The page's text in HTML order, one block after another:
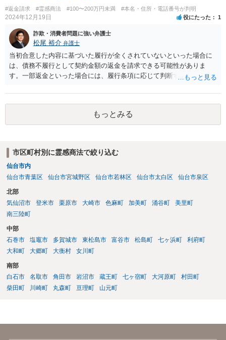
#返金請求 #霊感商法 #100〜200万円未満 #本名・住所・電話番号が判明
2024年12月19日 役にたった 1
詐欺・消費者問題に強い弁護士
松尾 裕介 弁護士
当初合意した内容に基づいた履行が全くされていないといった場合に
は、債務不履行として契約金額の返金を請求できる可能性がありま
す。一部返金といった場合には、履行条項に応じて判断することも考
単に契約違反ということになると、慰謝料請求などは法的には認めら
れない可能性が高いと考えられます。 結局のところ相手方が遅々と
して容易に返金に応じない、微々たる金額しか返金に応じないといっ
た場合には、返金交渉について、直接資料を持ち寄り弁護士にご相談
もっとみる
市区町村別に霊感商法で絞り込む
仙台市内
仙台市青葉区
仙台市宮城野区 仙台市若林区 仙台市太白区 仙台市泉区
北部
気仙沼市
登米市 栗原市 大崎市 色麻町 加美町 涌谷町
美里町
南三陸町
中部
石巻市
塩竈市 多賀城市 東松島市 富谷市 松島町 七ヶ浜町
利府町
大和町
大郷町 大衡村 女川町
南部
白石市
名取市 角田市 岩沼市 蔵王町 七ヶ宿町 大河原町
村田町
柴田町
川崎町 丸森町 亘理町 山元町